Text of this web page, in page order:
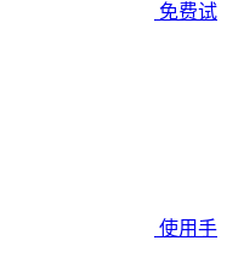
免费试
使用手